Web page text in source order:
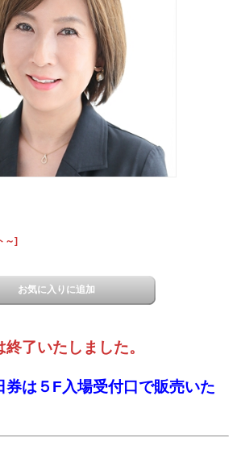
～]
了いたしました。
券は５F入場受付口で販売いた